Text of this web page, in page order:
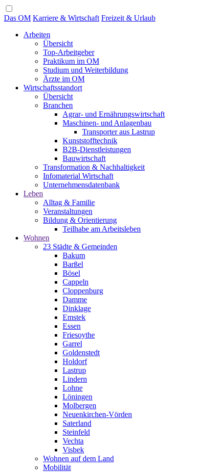
Das OM Karriere & Wirtschaft Freizeit & Urlaub
Arbeiten
Übersicht
Top-Arbeitgeber
Praktikum im OM
Studium und Weiterbildung
Ärzte im OM
Wirtschaftsstandort
Übersicht
Branchen
Agrar- und Ernährungswirtschaft
Maschinen- und Anlagenbau
Transporter aus Lastrup
Kunststofftechnik
B2B-Dienstleistungen
Bauwirtschaft
Transformation & Nachhaltigkeit
Infomaterial Wirtschaft
Unternehmensdatenbank
Leben
Alltag & Familie
Veranstaltungen
Bildung & Orientierung
Teilhabe am Arbeitsleben
Wohnen
23 Städte & Gemeinden
Bakum
Barßel
Bösel
Cappeln
Cloppenburg
Damme
Dinklage
Emstek
Essen
Friesoythe
Garrel
Goldenstedt
Holdorf
Lastrup
Lindern
Lohne
Löningen
Molbergen
Neuenkirchen-Vörden
Saterland
Steinfeld
Vechta
Visbek
Wohnen auf dem Land
Mobilität